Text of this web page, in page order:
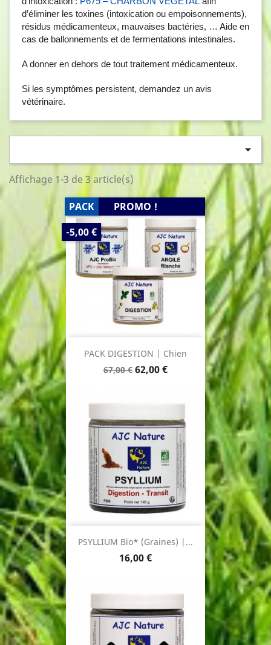
d’éliminer les toxines (intoxication ou empoisonnements),
résidus médicamenteux, mauvaises bactéries, … Aide en
cas de ballonnements et de fermentations intestinales.
A donner en dehors de tout traitement médicamenteux.
Si les symptômes persistent, demandez un avis
vétérinaire.

Affichage 1-3 de 3 article(s)
PACK DIGESTION | Chien
Prix
67,00 € Prix
62,00 €
PROMO !
PRIX
DE
BASE
-5,00 €
PACK
PSYLLIUM Bio* (Graines) |...
Prix
16,00 €